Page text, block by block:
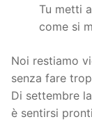
Tu metti
come si
Noi restiamo
senza fare
Di settembre
è sentirsi